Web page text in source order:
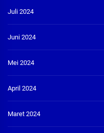
Juli 2024
Juni 2024
Mei 2024
April 2024
Maret 2024